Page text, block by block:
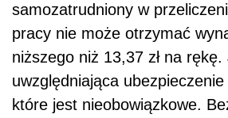
samozatrudniony w
pracy nie może otrzymać
niższego niż 13,37 zł na
uwzględniająca
które jest nieobowiązkowe.